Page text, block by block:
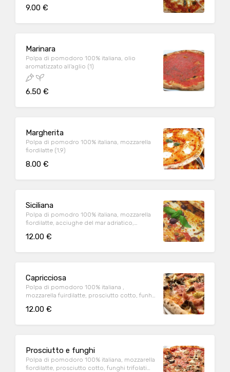
9.00 €
Marinara
Polpa di pomodoro 100% italiana, olio
aromatizzato all'aglio (1)
6.50 €
Margherita
Polpa di pomodro 100% italiana, mozzarella
fiordilatte (1,9)
8.00 €
Siciliana
Polpa di pomodro 100% italiana, mozzarella
fiordilatte, acciughe del mar adriatico,
12.00 €
Capricciosa
Polpa di pomodoro 100% italiana ,
mozzarella fuirdilatte, prosciutto cotto, funhi,
12.00 €
Prosciutto e funghi
Polpa di pomodoro 100% italiana, mozzarella
fiordilatte, prosciutto cotto, funghi trifolati